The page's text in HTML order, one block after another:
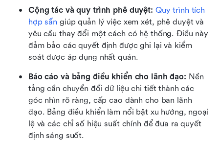
Cộng tác và quy trình phê duyệt: Quy trình tích
hợp sẵn giúp quản lý việc xem xét, phê duyệt và
yêu cầu thay đổi một cách có hệ thống. Điều này
đảm bảo các quyết định được ghi lại và kiểm
soát được áp dụng nhất quán.
Báo cáo và bảng điều khiển cho lãnh đạo: Nền
tảng cần chuyển đổi dữ liệu chi tiết thành các
góc nhìn rõ ràng, cấp cao dành cho ban lãnh
đạo. Bảng điều khiển làm nổi bật xu hướng, ngoại
lệ và các chỉ số hiệu suất chính để đưa ra quyết
định sáng suốt.